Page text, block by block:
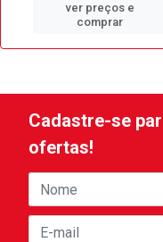
ver preços e
comprar
Cadastre-se
ofertas!